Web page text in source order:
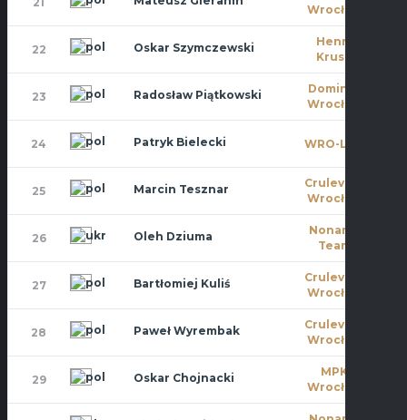
Wrocław
22 Oskar Szymczewski
Henry
Kruse
23 Radosław Piątkowski
Dominat
Wrocław
24 Patryk Bielecki WRO-LOT
25 Marcin Tesznar
Crulevsca
Wrocław
26 Oleh Dziuma
Noname
Team
27 Bartłomiej Kuliś
Crulevsca
Wrocław
28 Paweł Wyrembak
Crulevsca
Wrocław
29 Oskar Chojnacki
MPK
Wrocław